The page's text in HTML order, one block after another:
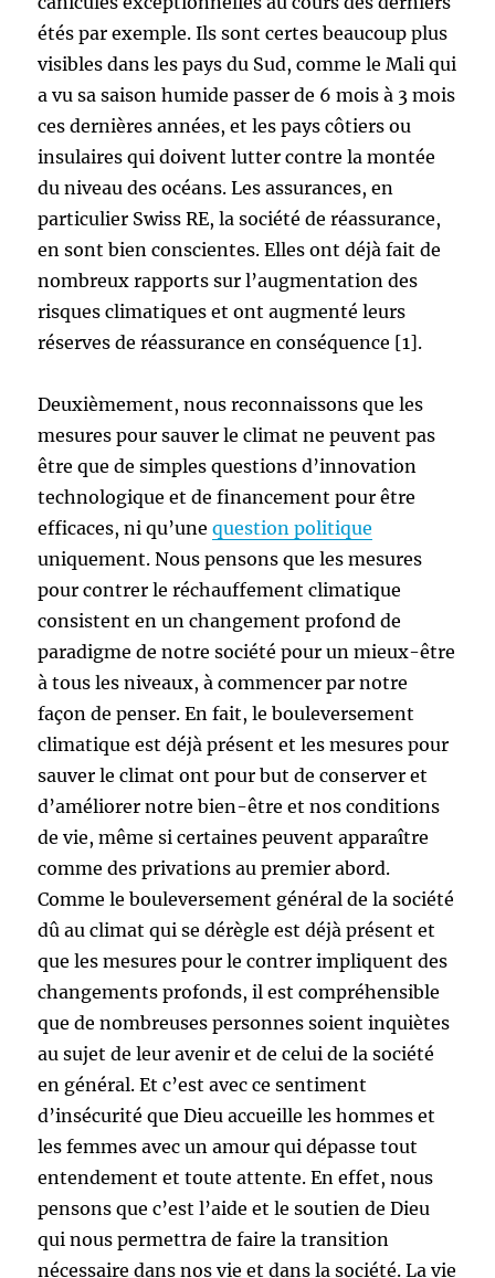
étés par exemple. Ils sont certes beaucoup plus
visibles dans les pays du Sud, comme le Mali qui
a vu sa saison humide passer de 6 mois à 3 mois
ces dernières années, et les pays côtiers ou
insulaires qui doivent lutter contre la montée
du niveau des océans. Les assurances, en
particulier Swiss RE, la société de réassurance,
en sont bien conscientes. Elles ont déjà fait de
nombreux rapports sur l’augmentation des
risques climatiques et ont augmenté leurs
réserves de réassurance en conséquence [1].
Deuxièmement, nous reconnaissons que les
mesures pour sauver le climat ne peuvent pas
être que de simples questions d’innovation
technologique et de financement pour être
efficaces, ni qu’unequestion politique
uniquement. Nous pensons que les mesures
pour contrer le réchauffement climatique
consistent en un changement profond de
paradigme de notre société pour un mieux-être
à tous les niveaux, à commencer par notre
façon de penser. En fait, le bouleversement
climatique est déjà présent et les mesures pour
sauver le climat ont pour but de conserver et
d’améliorer notre bien-être et nos conditions
de vie, même si certaines peuvent apparaître
comme des privations au premier abord.
Comme le bouleversement général de la société
dû au climat qui se dérègle est déjà présent et
que les mesures pour le contrer impliquent des
changements profonds, il est compréhensible
que de nombreuses personnes soient inquiètes
au sujet de leur avenir et de celui de la société
en général. Et c’est avec ce sentiment
d’insécurité que Dieu accueille les hommes et
les femmes avec un amour qui dépasse tout
entendement et toute attente. En effet, nous
pensons que c’est l’aide et le soutien de Dieu
qui nous permettra de faire la transition
nécessaire dans nos vie et dans la société. La vie